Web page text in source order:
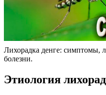
Лихорадка денге: симптомы,
болезни.
Этиология